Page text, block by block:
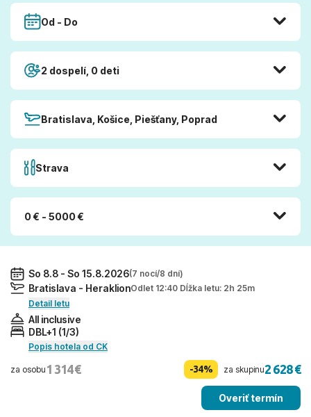
Od - Do
2 dospelí, 0 deti
Bratislava, Košice, Piešťany, Poprad
Strava
0 € - 5000 €
So 8.8 - So 15.8.2026(7 nocí/8 dní)
Bratislava - HeraklionOdlet 12:40 Dĺžka letu: 2h 25m
Detail letu
All inclusive
DBL+1 (1/3)
Popis hotela od CK
za osobu 1 314 € -34% za skupinu2 628 €
Overiť termín